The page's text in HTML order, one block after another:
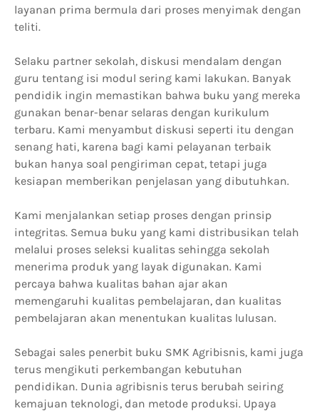
layanan prima bermula dari proses menyimak dengan
teliti.
Selaku partner sekolah, diskusi mendalam dengan
guru tentang isi modul sering kami lakukan. Banyak
pendidik ingin memastikan bahwa buku yang mereka
gunakan benar-benar selaras dengan kurikulum
terbaru. Kami menyambut diskusi seperti itu dengan
senang hati, karena bagi kami pelayanan terbaik
bukan hanya soal pengiriman cepat, tetapi juga
kesiapan memberikan penjelasan yang dibutuhkan.
Kami menjalankan setiap proses dengan prinsip
integritas. Semua buku yang kami distribusikan telah
melalui proses seleksi kualitas sehingga sekolah
menerima produk yang layak digunakan. Kami
percaya bahwa kualitas bahan ajar akan
memengaruhi kualitas pembelajaran, dan kualitas
pembelajaran akan menentukan kualitas lulusan.
Sebagai sales penerbit buku SMK Agribisnis, kami juga
terus mengikuti perkembangan kebutuhan
pendidikan. Dunia agribisnis terus berubah seiring
kemajuan teknologi, dan metode produksi. Upaya